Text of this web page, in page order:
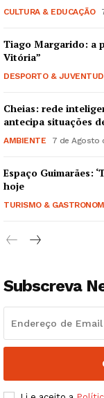
Artigos
Edição Digital
Grande
CULTURA & EDUCAÇÃO
Tiago Margarido: a
Vitória”
DESPORTO &
Cheias: rede
antecipa situações
AMBIENTE 7 de Agosto
Espaço Guimarães:
hoje
TURISMO &
Subscreva